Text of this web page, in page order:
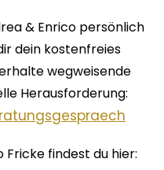
& Enrico persönlich
dein kostenfreies
wegweisende
Herausforderung:
Fricke findest du hier: